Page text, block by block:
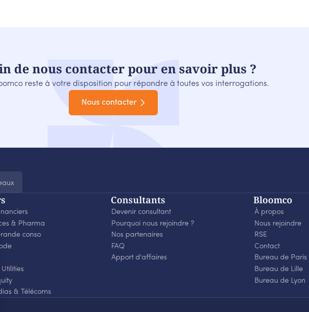
de nous contacter pour en savoir plus ?
reste à votre disposition pour répondre à toutes vos interrogations.
Nous contacter
& Pharma
conso
Utilities
& Télécoms
Consultants
Devenir consultant
Pourquoi nous rejoindre ?
Nos partenaires
FAQ
Apport d'affaires
Bloomco
À propos
Nous rejoindre
RSE
Contact
Bureau de Paris
Bureau de Lille
Bureau de Lyon